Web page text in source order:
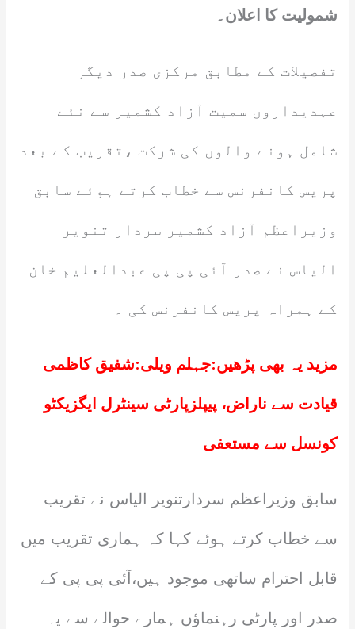
شمولیت کا اعلان۔
تفصیلات کے مطابق مرکزی صدر دیگر
عہدیداروں سمیت آزاد کشمیر سے نئے
شامل ہونے والوں کی شرکت ،تقریب کے بعد
پریس کانفرنس سے خطاب کرتے ہوئے سابق
وزیراعظم آزاد کشمیر سردار تنویر
الیاس نے صدر آئی پی پی عبدالعلیم خان
کے ہمراہ پریس کانفرنس کی ۔
مزید یہ بھی پڑھیں:جہلم ویلی:شفیق کاظمی
قیادت سے ناراض، پیپلزپارٹی سینٹرل ایگزیکٹو
کونسل سے مستعفی
سابق وزیراعظم سردارتنویر الیاس نے تقریب
سے خطاب کرتے ہوئے کہا کہ ہماری تقریب میں
قابل احترام ساتھی موجود ہیں،آئی پی پی کے
صدر اور پارٹی رہنماؤں ہمارے حوالے سے یہ